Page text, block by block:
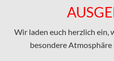
Wir laden euch herzlich ein,
besondere